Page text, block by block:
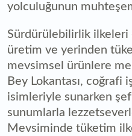
yolculuğunun
Sürdürülebilirlik ilkeleri
üretim ve yerinden
mevsimsel ürünlere
Bey Lokantası, coğrafi
isimleriyle sunarken
sunumlarla
Mevsiminde tüketim